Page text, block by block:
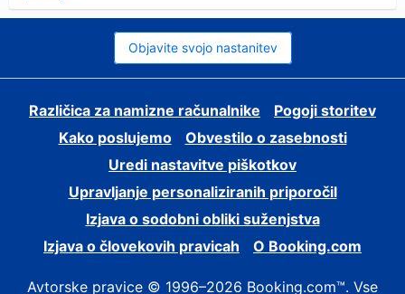
Objavite svojo nastanitev
Različica za namizne računalnike
Pogoji storitev
Kako poslujemo
Obvestilo o zasebnosti
Uredi nastavitve piškotkov
Upravljanje personaliziranih priporočil
Izjava o sodobni obliki suženjstva
Izjava o človekovih pravicah
O Booking.com
Avtorske pravice © 1996–2026 Booking.com™. Vse